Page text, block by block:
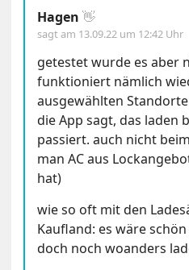
Hagen 👋
sagt am 13.09.22 um 12:42 Uhr
getestet wurde es aber
funktioniert nämlich
ausgewählten
die App sagt, das laden
passiert. auch nicht
man AC aus
hat)
wie so oft mit den
Kaufland: es wäre
doch noch woanders